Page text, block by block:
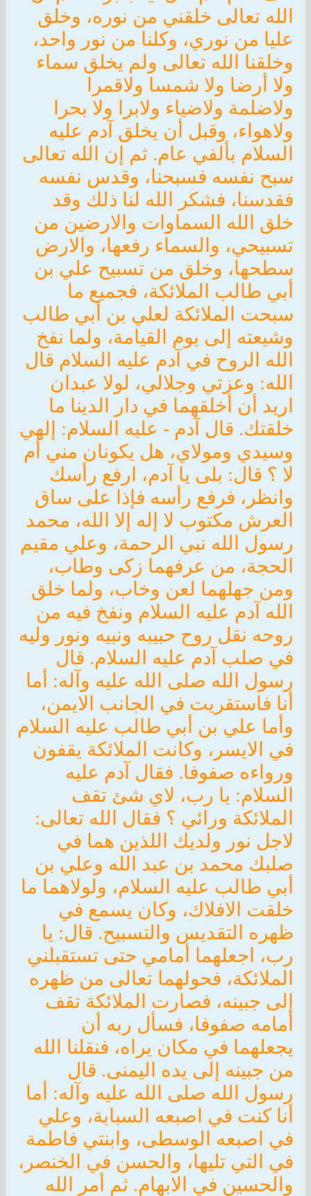
الله تعالى خلقني من نوره، وخلق
عليا من نوري، وكلنا من نور واحد،
وخلقنا الله تعالى ولم يخلق سماء
ولا أرضا ولا شمسا ولاقمرا
ولاضلمة ولاضياء ولابرا ولا بحرا
ولاهواء، وقبل أن يخلق آدم عليه
السلام بألفي عام. ثم إن الله تعالى
سبح نفسه فسبحنا، وقدس نفسه
فقدسنا، فشكر الله لنا ذلك وقد
خلق الله السماوات والارضين من
تسبيحي، والسماء رفعها، والارض
سطحها، وخلق من تسبيح علي بن
أبي طالب الملائكة، فجميع ما
سبحت الملائكة لعلي بن أبي طالب
وشيعته إلى يوم القيامة، ولما نفخ
الله الروح في آدم عليه السلام قال
الله: وعزتي وجلالي، لولا عبدان
اريد أن أخلقهما في دار الدينا ما
خلقتك. قال آدم - عليه السلام: إلهي
وسيدي ومولاي، هل يكونان مني أم
لا ؟ قال: بلى يا آدم، ارفع رأسك
وانظر، فرفع رأسه فإذا على ساق
العرش مكتوب لا إله إلا الله، محمد
رسول الله نبي الرحمة، وعلي مقيم
الحجة، من عرفهما زكى وطاب،
ومن جهلهما لعن وخاب، ولما خلق
الله آدم عليه السلام ونفخ فيه من
روحه نقل روح حبيبه ونبيه ونور وليه
في صلب آدم عليه السلام. قال
رسول الله صلى الله عليه وآله: أما
أنا فاستقريت في الجانب الايمن،
وأما علي بن أبي طالب عليه السلام
في الايسر، وكانت الملائكة يقفون
ورواءه صفوفا. فقال آدم عليه
السلام: يا رب، لاي شئ تقف
الملائكة ورائي ؟ فقال الله تعالى:
لاجل نور ولديك اللذين هما في
صلبك محمد بن عبد الله وعلي بن
أبي طالب عليه السلام، ولولاهما ما
خلقت الافلاك، وكان يسمع في
ظهره التقديس والتسبيح. قال: يا
رب، اجعلهما أمامي حتى تستقبلني
الملائكة، فحولهما تعالى من ظهره
إلى جبينه، فصارت الملائكة تقف
أمامه صفوفا، فسأل ربه أن
يجعلهما في مكان يراه، فنقلنا الله
من جبينه إلى يده اليمنى. قال
رسول الله صلى الله عليه وآله: أما
أنا كنت في اصبعه السبابة، وعلي
في اصبعه الوسطى، وابنتي فاطمة
في التي تليها، والحسن في الخنصر،
والحسين في الابهام. ثم أمر الله